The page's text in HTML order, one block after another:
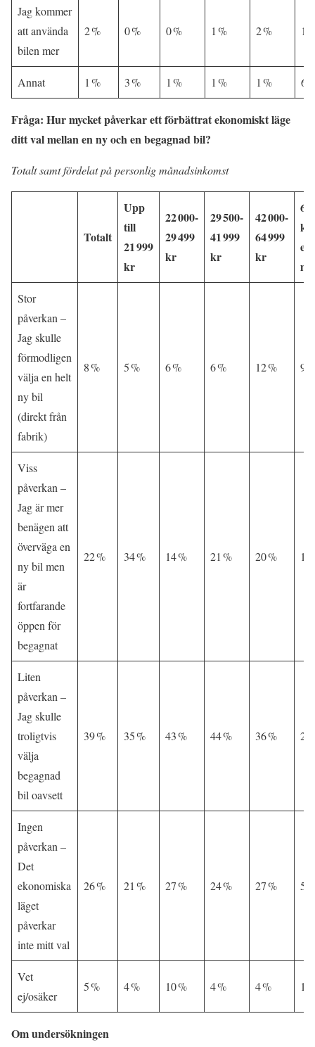
Jag kommer
att använda
bilen mer
2 % 0 % 0 % 1 % 2 % 1
Annat 1 % 3 % 1 % 1 % 1 % 6
Fråga: Hur mycket påverkar ett förbättrat ekonomiskt läge
ditt val mellan en ny och en begagnad bil?
Totalt samt fördelat på personlig månadsinkomst
Totalt
Upp
till
21 999
kr
22 000-
29 499
kr
29 500-
41 999
kr
42 000-
64 999
kr
65
kr
Stor
påverkan –
Jag skulle
förmodligen
välja en helt
ny bil
(direkt från
fabrik)
8 % 5 % 6 % 6 % 12 % 9
Viss
påverkan –
Jag är mer
benägen att
överväga en
ny bil men
är
fortfarande
öppen för
begagnat
22 % 34 % 14 % 21 % 20 % 19
Liten
påverkan –
Jag skulle
troligtvis
välja
begagnad
bil oavsett
39 % 35 % 43 % 44 % 36 % 20
Ingen
påverkan –
Det
ekonomiska
läget
påverkar
inte mitt val
26 % 21 % 27 % 24 % 27 % 50
Vet
ej/osäker
5 % 4 % 10 % 4 % 4 % 1
Om undersökningen